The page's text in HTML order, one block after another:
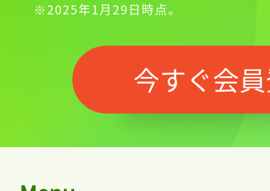
※2025年1月29日時点。
今すぐ会